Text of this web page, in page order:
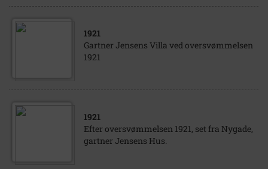
1921
Gartner Jensens Villa ved oversvømmelsen
1921
1921
Efter oversvømmelsen 1921, set fra Nygade,
gartner Jensens Hus.